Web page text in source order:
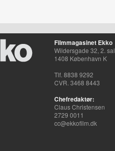
Filmmagasinet Ekko
Wildersgade 32, 2. sal
1408 København K
Tlf. 8838 9292
CVR. 3468 8443
Chefredaktør:
Claus Christensen
2729 0011
cc@ekkofilm.dk